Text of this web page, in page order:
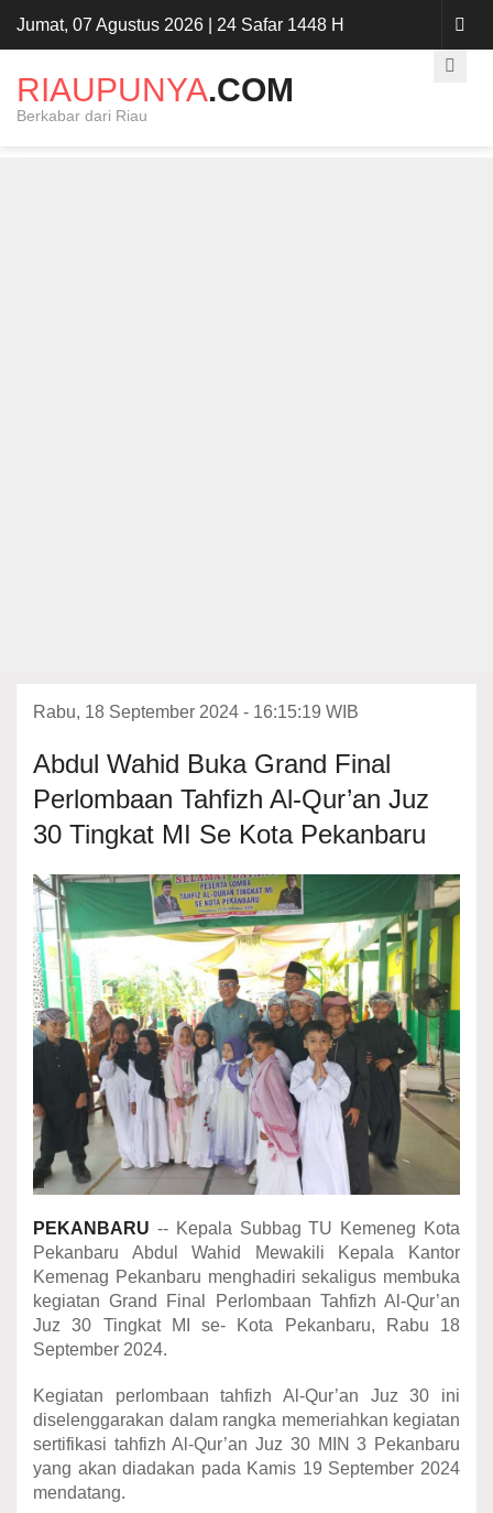
Jumat, 07 Agustus 2026 | 24 Safar 1448 H
RIAUPUNYA.COM
Berkabar dari Riau
Rabu, 18 September 2024 - 16:15:19 WIB
Abdul Wahid Buka Grand Final
Perlombaan Tahfizh Al-Qur’an Juz
30 Tingkat MI Se Kota Pekanbaru
PEKANBARU -- Kepala Subbag TU Kemeneg Kota
Pekanbaru Abdul Wahid Mewakili Kepala Kantor
Kemenag Pekanbaru menghadiri sekaligus membuka
kegiatan Grand Final Perlombaan Tahfizh Al-Qur’an
Juz 30 Tingkat MI se- Kota Pekanbaru, Rabu 18
September 2024.
Kegiatan perlombaan tahfizh Al-Qur’an Juz 30 ini
diselenggarakan dalam rangka memeriahkan kegiatan
sertifikasi tahfizh Al-Qur’an Juz 30 MIN 3 Pekanbaru
yang akan diadakan pada Kamis 19 September 2024
mendatang.